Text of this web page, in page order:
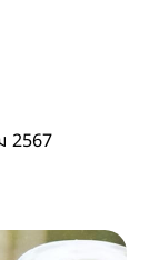
2567